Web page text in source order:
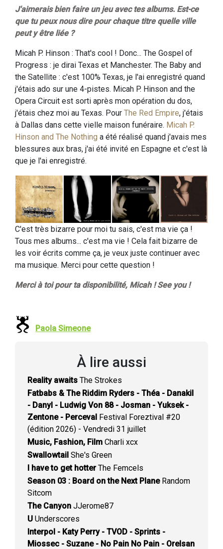
J'aimerais bien faire un jeu avec tes albums. Est-ce
que tu peux nous dire pour chaque titre quelle ville
peut y être liée ?
Micah P. Hinson : That's cool ! Donc... The Gospel of
Progress : je dirai Texas et Manchester. The Baby and
the Satellite : c'est 100% Texas, je l'ai enregistré quand
j'étais ado sur une 4-pistes. Micah P. Hinson and the
Opera Circuit est sorti après mon opération du dos,
j'étais chez moi au Texas. Pour The Red Empire, j'étais
à Dallas dans cette vielle maison funéraire. Micah P.
Hinson and The Nothing a été réalisé quand j'avais mes
blessures aux bras, j'ai été invité en Espagne et c'est là
que je l'ai enregistré.
C'est très bizarre pour moi tu sais, c'est ma vie ça !
Tous mes albums... c'est ma vie ! Cela fait bizarre de
les voir écrits comme ça, je veux juste continuer avec
ma musique. Merci pour cette question !
Merci à toi pourta disponibilité, Micah ! See you !
Paola Simeone
À lire aussi
Reality awaits The Strokes
Fatbabs & The Riddim Ryders - Théa - Danakil
- Danyl - Ludwig Von 88 - Josman - Yuksek -
Zentone - Perceval Festival Foreztival #20
(édition 2026) - Vendredi 31 juillet
Music, Fashion, Film Charli xcx
Swallowtail She's Green
I have to get hotterThe Femcels
Season 03 : Board on the Next PlaneRandom
Sitcom
The Canyon JJerome87
U Underscores
Interpol - Katy Perry - TVOD - Sprints -
Miossec - Suzane - No Pain No Pain - Orelsan